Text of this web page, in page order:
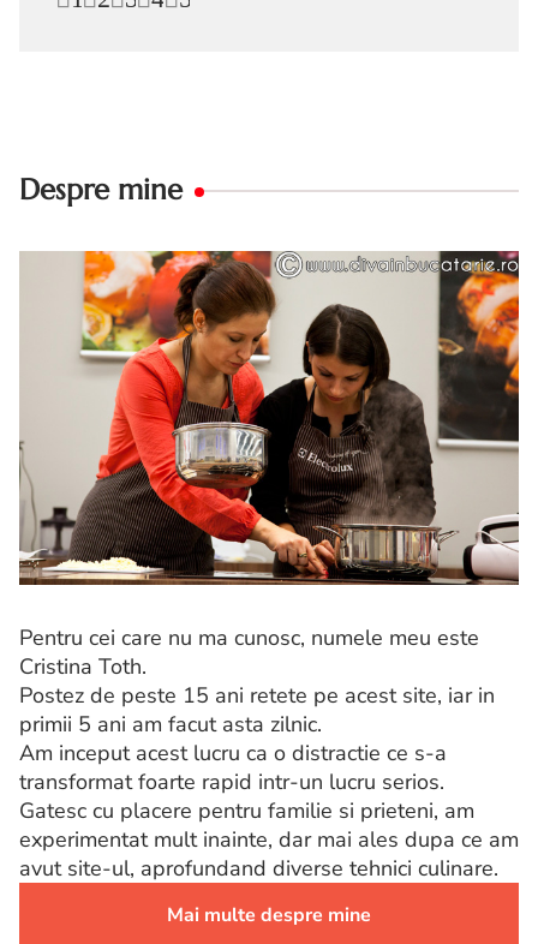
Despre mine
Pentru cei care nu ma cunosc, numele meu este
Cristina Toth.
Postez de peste 15 ani retete pe acest site, iar in
primii 5 ani am facut asta zilnic.
Am inceput acest lucru ca o distractie ce s-a
transformat foarte rapid intr-un lucru serios.
Gatesc cu placere pentru familie si prieteni, am
experimentat mult inainte, dar mai ales dupa ce am
avut site-ul, aprofundand diverse tehnici culinare.
Mai multe despre mine